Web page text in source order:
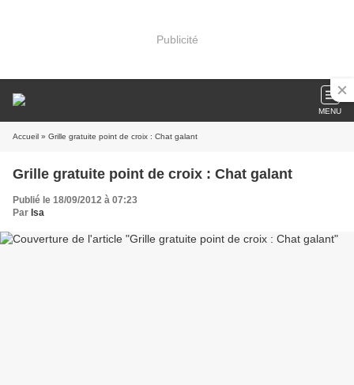
Publicité
MENU
Accueil » Grille gratuite point de croix : Chat galant
Grille gratuite point de croix : Chat galant
Publié le 18/09/2012 à 07:23
Par Isa